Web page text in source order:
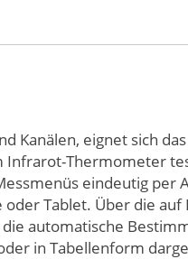
Kanälen, eignet sich
Thermometer
eindeutig per
Tablet. Über die
automatische
in Tabellenform